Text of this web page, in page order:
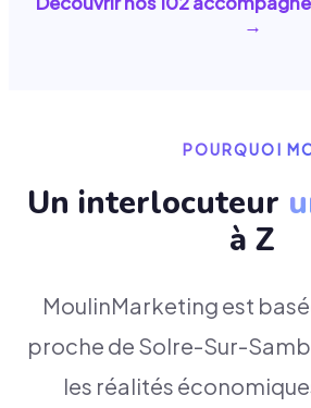
→
POURQUOI
Un interlocuteur
à Z
MoulinMarketing est
proche de Solre-Sur-
les réalités